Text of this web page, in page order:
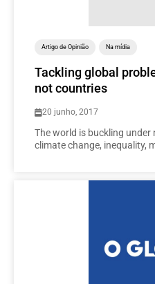
Artigo de Opinião Na mídia
Tackling global
not countries
20 junho, 2017
The world is buckling under
climate change, inequality,